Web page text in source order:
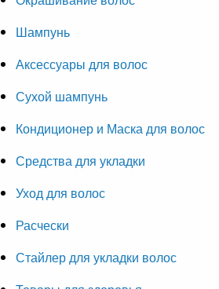
Шампунь
Аксессуары для волос
Сухой шампунь
Кондиционер и Маска для волос
Средства для укладки
Уход для волос
Расчески
Стайлер для укладки волос